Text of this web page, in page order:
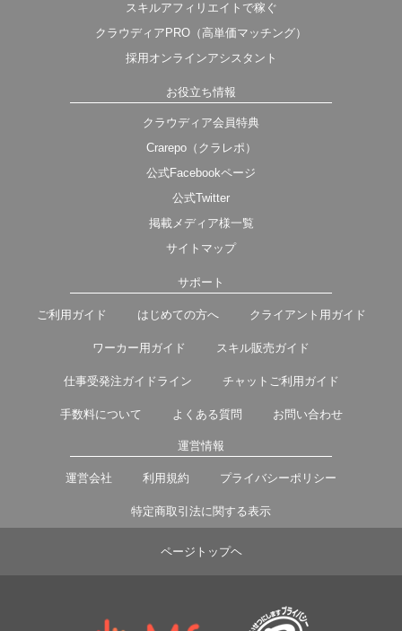
スキルアフィリエイトで稼ぐ
クラウディアPRO（高単価マッチング）
採用オンラインアシスタント
お役立ち情報
クラウディア会員特典
Crarepo（クラレポ）
公式Facebookページ
公式Twitter
掲載メディア様一覧
サイトマップ
サポート
ご利用ガイド はじめての方へ クライアント用ガイド
ワーカー用ガイド スキル販売ガイド
仕事受発注ガイドライン チャットご利用ガイド
手数料について よくある質問 お問い合わせ
運営情報
運営会社 利用規約 プライバシーポリシー
特定商取引法に関する表示
ページトップヘ